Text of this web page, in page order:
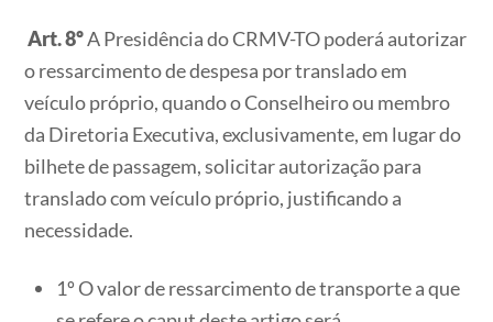
Art. 8ºA Presidência do CRMV-TO poderá autorizar
o ressarcimento de despesa por translado em
veículo próprio, quando o Conselheiro ou membro
da Diretoria Executiva, exclusivamente, em lugar do
bilhete de passagem, solicitar autorização para
translado com veículo próprio, justificando a
necessidade.
1º O valor de ressarcimento de transporte a que